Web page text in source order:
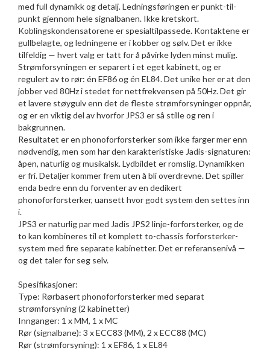
med full dynamikk og detalj. Ledningsføringen er punkt-til-
punkt gjennom hele signalbanen. Ikke kretskort.
Koblingskondensatorene er spesialtilpassede. Kontaktene er
gullbelagte, og ledningene er i kobber og sølv. Det er ikke
tilfeldig — hvert valg er tatt for å påvirke lyden minst mulig.
Strømforsyningen er separert i et eget kabinett, og er
regulert av to rør: én EF86 og én EL84. Det unike her er at den
jobber ved 80Hz i stedet for nettfrekvensen på 50Hz. Det gir
et lavere støygulv enn det de fleste strømforsyninger oppnår,
og er en viktig del av hvorfor JPS3 er så stille og ren i
bakgrunnen.
Resultatet er en phonoforforsterker som ikke farger mer enn
nødvendig, men som har den karakteristiske Jadis-signaturen:
åpen, naturlig og musikalsk. Lydbildet er romslig. Dynamikken
er fri. Detaljer kommer frem uten å bli overdrevne. Det spiller
enda bedre enn du forventer av en dedikert
phonoforforsterker, uansett hvor godt system den settes inn
i.
JPS3 er naturlig par med Jadis JPS2 linje-forforsterker, og de
to kan kombineres til et komplett to-chassis forforsterker-
system med fire separate kabinetter. Det er referansenivå —
og det taler for seg selv.
Spesifikasjoner:
Type: Rørbasert phonoforforsterker med separat
strømforsyning (2 kabinetter)
Innganger: 1 x MM, 1 x MC
Rør (signalbane): 3 x ECC83 (MM), 2 x ECC88 (MC)
Rør (strømforsyning): 1 x EF86, 1 x EL84